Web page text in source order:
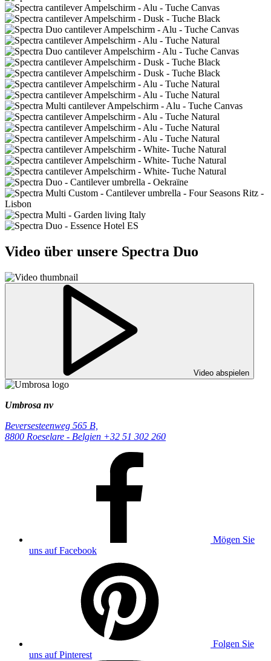
Video über unsere Spectra Duo
Video abspielen
Umbrosa nv
Beversesteenweg 565 B,
8800 Roeselare - Belgien +32 51 302 260
Mögen Sie
uns auf Facebook
Folgen Sie
uns auf Pinterest